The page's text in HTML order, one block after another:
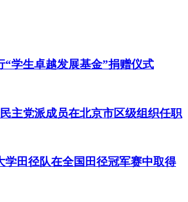
“学生卓越发展基金”捐赠仪式
主党派成员在北京市区级组织任职
学田径队在全国田径冠军赛中取得